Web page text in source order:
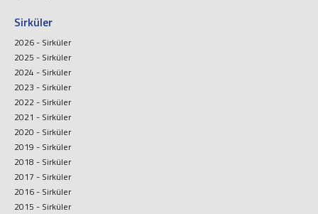
Sirküler
2026 - Sirküler
2025 - Sirküler
2024 - Sirküler
2023 - Sirküler
2022 - Sirküler
2021 - Sirküler
2020 - Sirküler
2019 - Sirküler
2018 - Sirküler
2017 - Sirküler
2016 - Sirküler
2015 - Sirküler